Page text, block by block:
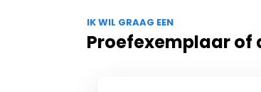
IK WIL GRAAG EEN
Proefexemplaar of